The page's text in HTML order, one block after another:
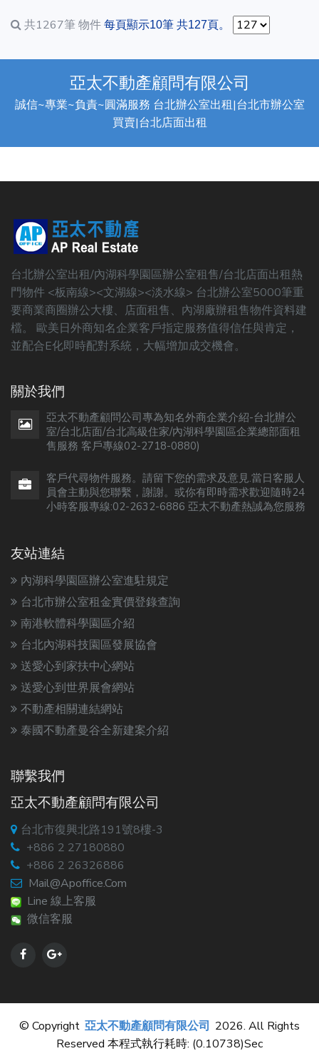
共1267筆 物件 每頁顯示10筆 共127頁。
亞太不動產顧問有限公司
誠信~專業~負責~圓滿服務 台北辦公室出租|台北市辦公室
買賣|台北店面出租
台北辦公室出租/內湖科學園區辦公室租售/台北店面出租熱
門物件 <板南線><文湖線><淡水線> 台北辦公室5000筆重
要商業商圈辦公大樓、店面租售、內湖廠辦租售物件資料建
檔。 歐美日外商知名企業客戶指定服務值得信任與肯定，
並配合E化即時配對系統，大幅增加成交機會。
關於我們
亞太不動產顧問公司專為知名外商企業介紹-台北辦公
室/台北店面/台北高級住家/內湖科學園區企業總部面租
售服務 客戶專線02-2718-0880)
客戶代尋物件服務。請留下您的需求及意見.當日客服人
員會主動與您聯繫，謝謝。或你有即時需求歡迎隨時24
小時客服專線:02-2632-6886 亞太不動產熱誠為您服務
友站連結
內湖科學園區辦公室進駐規定
台北市辦公室租金實價登錄查詢
南港軟體科學園區介紹
台北內湖科技園區發展協會
送愛心到家扶中心網站
送愛心到世界展會網站
不動產相關連結網站
泰國不動產曼谷全新建案介紹
聯繫我們
亞太不動產顧問有限公司
台北市復興北路191號8樓-3
+886 2 27180880
+886 2 26326886
Mail@apoffice.com
Line 線上客服
微信客服
© Copyright 亞太不動產顧問有限公司 2026. All Rights
Reserved 本程式執行耗時: (0.10738)sec